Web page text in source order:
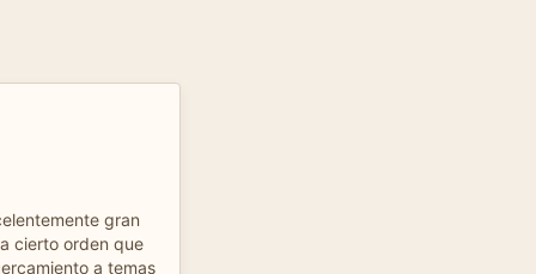
gran
cierto orden que
a temas